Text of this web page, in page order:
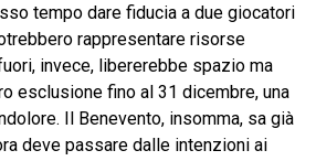
tempo dare fiducia a due giocatori
rappresentare risorse
invece, libererebbe spazio ma
esclusione fino al 31 dicembre, una
Il Benevento, insomma, sa già
deve passare dalle intenzioni ai